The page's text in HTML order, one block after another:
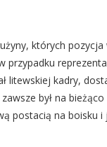
których
litewskiej kadry,
był na
postacią na boisku